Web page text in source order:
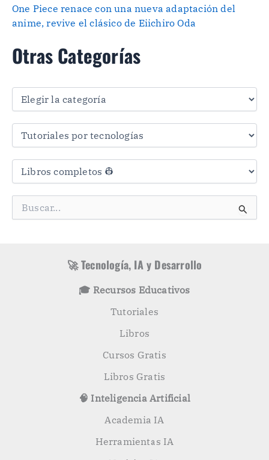
One Piece renace con una nueva adaptación del
anime, revive el clásico de Eiichiro Oda
Otras Categorías
O
a
a
🚀 Tecnología, IA y Desarrollo
🎓 Recursos Educativos
Tutoriales
Libros
Cursos Gratis
Libros Gratis
🧠 Inteligencia Artificial
Academia IA
Herramientas IA